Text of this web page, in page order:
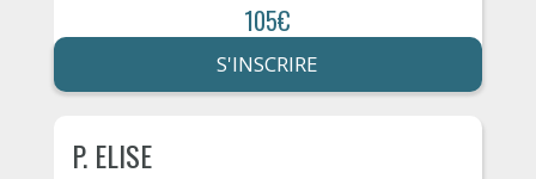
105€
S'INSCRIRE
P. ELISE